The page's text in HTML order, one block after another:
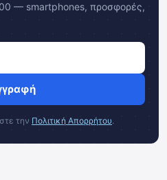
— smartphones, προσφορές,
την Πολιτική Απορρήτου.